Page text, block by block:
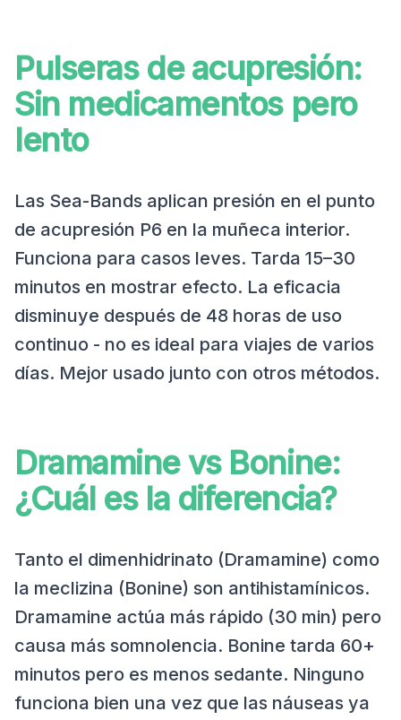
Pulseras de acupresión:
Sin medicamentos pero
lento
Las Sea-Bands aplican presión en el punto
de acupresión P6 en la muñeca interior.
Funciona para casos leves. Tarda 15–30
minutos en mostrar efecto. La eficacia
disminuye después de 48 horas de uso
continuo - no es ideal para viajes de varios
días. Mejor usado junto con otros métodos.
Dramamine vs Bonine:
¿Cuál es la diferencia?
Tanto el dimenhidrinato (Dramamine) como
la meclizina (Bonine) son antihistamínicos.
Dramamine actúa más rápido (30 min) pero
causa más somnolencia. Bonine tarda 60+
minutos pero es menos sedante. Ninguno
funciona bien una vez que las náuseas ya